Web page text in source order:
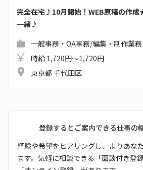
完全在宅♪10月開始！WEB原稿の作成
一緒♪
一般事務・OA事務/編集・制作業務
時給 1,720円～1,720円
東京都 千代田区
登録するとご案内できる仕事の
経験や希望をヒアリングし、よりあな
ます。気軽に相談できる「面談付き登